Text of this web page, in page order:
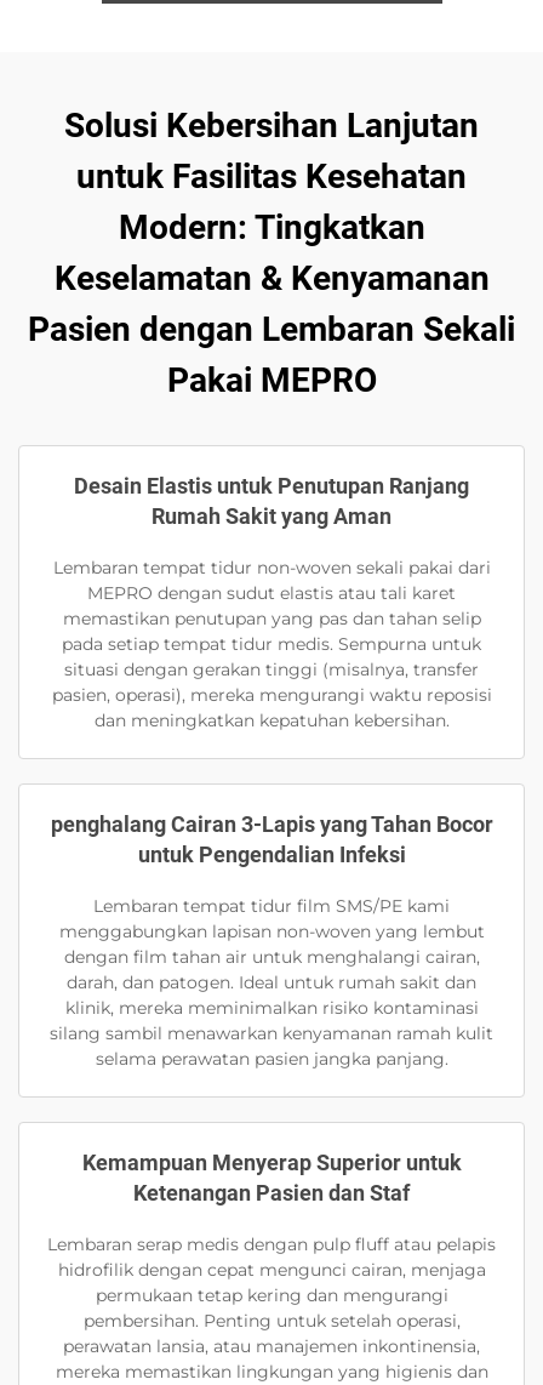
Solusi Kebersihan Lanjutan
untuk Fasilitas Kesehatan
Modern: Tingkatkan
Keselamatan & Kenyamanan
Pasien dengan Lembaran Sekali
Pakai MEPRO
Desain Elastis untuk Penutupan Ranjang
Rumah Sakit yang Aman
Lembaran tempat tidur non-woven sekali pakai dari
MEPRO dengan sudut elastis atau tali karet
memastikan penutupan yang pas dan tahan selip
pada setiap tempat tidur medis. Sempurna untuk
situasi dengan gerakan tinggi (misalnya, transfer
pasien, operasi), mereka mengurangi waktu reposisi
dan meningkatkan kepatuhan kebersihan.
penghalang Cairan 3-Lapis yang Tahan Bocor
untuk Pengendalian Infeksi
Lembaran tempat tidur film SMS/PE kami
menggabungkan lapisan non-woven yang lembut
dengan film tahan air untuk menghalangi cairan,
darah, dan patogen. Ideal untuk rumah sakit dan
klinik, mereka meminimalkan risiko kontaminasi
silang sambil menawarkan kenyamanan ramah kulit
selama perawatan pasien jangka panjang.
Kemampuan Menyerap Superior untuk
Ketenangan Pasien dan Staf
Lembaran serap medis dengan pulp fluff atau pelapis
hidrofilik dengan cepat mengunci cairan, menjaga
permukaan tetap kering dan mengurangi
pembersihan. Penting untuk setelah operasi,
perawatan lansia, atau manajemen inkontinensia,
mereka memastikan lingkungan yang higienis dan